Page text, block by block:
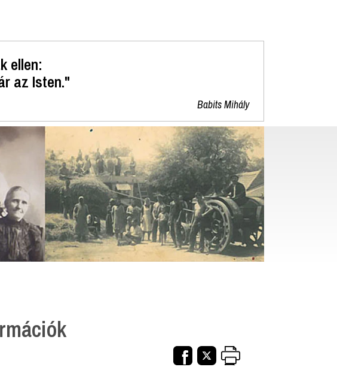
ellen:
az Isten."
Babits Mihály